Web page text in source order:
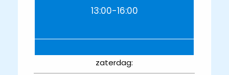
13:00-16:00
zaterdag: